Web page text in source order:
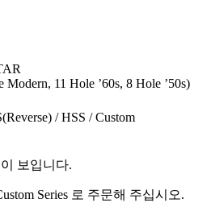
Modern, 11 Hole ’60s, 8 Hole ’50s)
/ HSS / Custom
보입니다.
Series 로 주문해 주십시오.